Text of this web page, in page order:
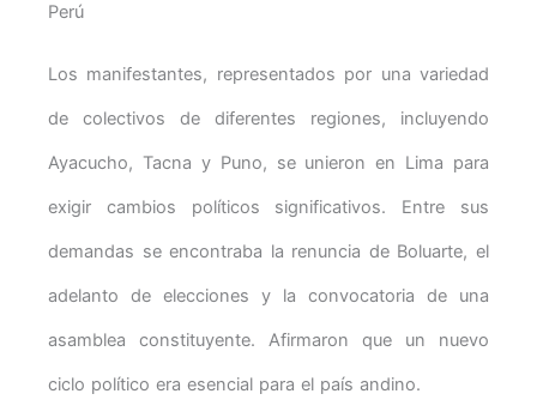
Perú
Los manifestantes, representados por una variedad
de colectivos de diferentes regiones, incluyendo
Ayacucho, Tacna y Puno, se unieron en Lima para
exigir cambios políticos significativos. Entre sus
demandas se encontraba la renuncia de Boluarte, el
adelanto de elecciones y la convocatoria de una
asamblea constituyente. Afirmaron que un nuevo
ciclo político era esencial para el país andino.